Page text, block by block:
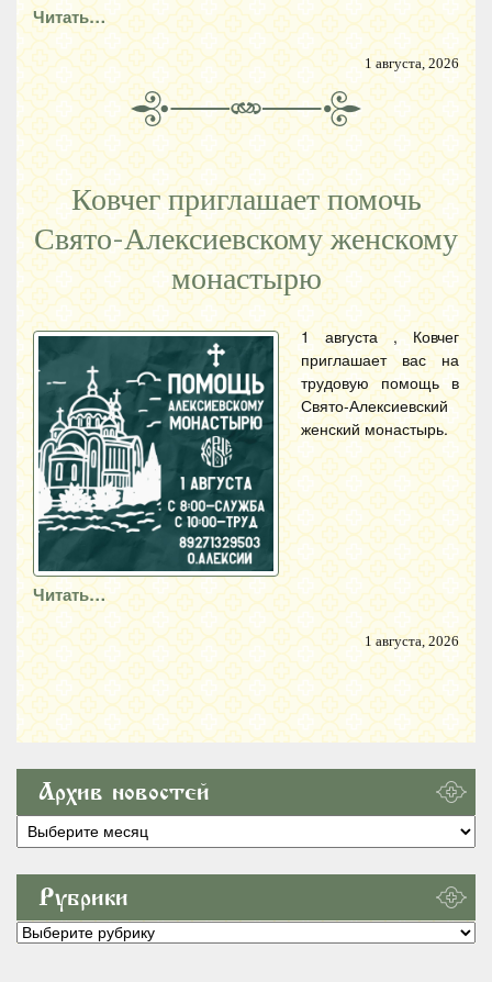
Читать…
1 августа, 2026
Ковчег приглашает помочь
Свято-Алексиевскому женскому
монастырю
1 августа , Ковчег
приглашает вас на
трудовую помощь в
Свято-Алексиевский
женский монастырь.
Читать…
1 августа, 2026
Архив новостей
Архив
новостей
Рубрики
Рубрики